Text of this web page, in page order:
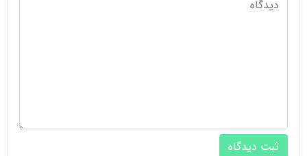
ثبت دیدگاه